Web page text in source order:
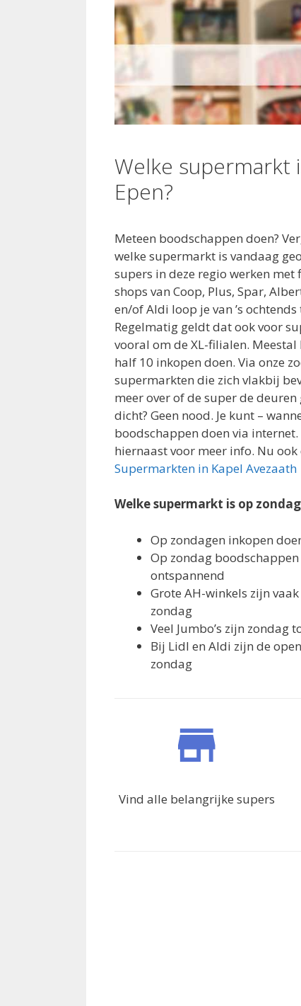
Welke supermarkt
Epen?
Meteen boodschappen doen?
welke supermarkt is vandaag
supers in deze regio werken
shops van Coop, Plus, Spar,
en/of Aldi loop je van ’s ochtends
Regelmatig geldt dat ook voor
vooral om de XL-filialen. Meestal
half 10 inkopen doen. Via onze
supermarkten die zich vlakbij
meer over of de super de
dicht? Geen nood. Je kunt –
boodschappen doen via
hiernaast voor meer info. Nu
Supermarkten in Kapel Avezaath
Welke supermarkt is op
Op zondagen inkopen
Op zondag
ontspannend
Grote AH-winkels zijn
zondag
Veel Jumbo’s zijn zondag
Bij Lidl en Aldi zijn de
zondag
Vind alle belangrijke supers